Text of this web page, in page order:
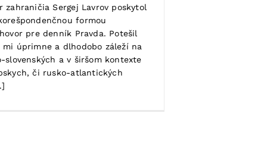
zahraničia Sergej Lavrov poskytol
formou
pre denník Pravda. Potešil
mi úprimne a dlhodobo záleží na
slovenských a v širšom kontexte
či rusko-atlantických